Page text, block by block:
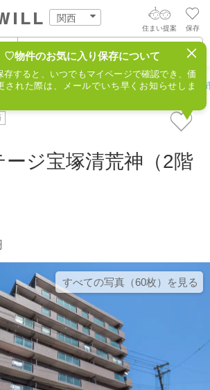
関西
保存
住まい提案
提案
ける
ントの提案
る
（関西） 住所からさがす 不動産(宝塚
♡物件のお気に入り保存について
存すると、いつでもマイページで確認でき、価
された際は、メールでいち早くお知らせしま
ジ宝塚清荒神（2階
すべての写真（60枚）を⾒る